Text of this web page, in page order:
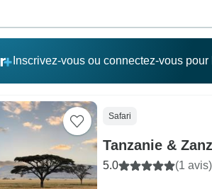
Inscrivez-vous ou connectez-vous
Safari
Tanzanie &
5.0 (1 avis)